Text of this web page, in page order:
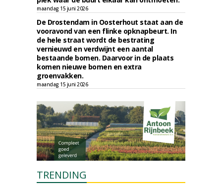
maandag 15 juni 2026
De Drostendam in Oosterhout staat aan de
vooravond van een flinke opknapbeurt. In
de hele straat wordt de bestrating
vernieuwd en verdwijnt een aantal
bestaande bomen. Daarvoor in de plaats
komen nieuwe bomen en extra
groenvakken.
maandag 15 juni 2026
TRENDING